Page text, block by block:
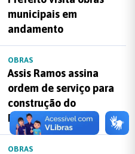
municipais em
andamento
OBRAS
Assis Ramos assina
ordem de serviço para
construção do
Panelódromo
OBRAS